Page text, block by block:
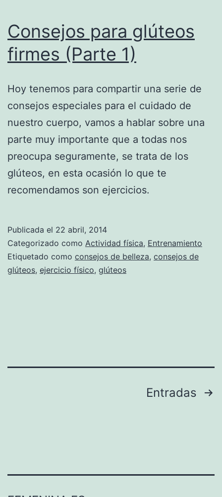
Consejos para glúteos
firmes (Parte 1)
Hoy tenemos para compartir una serie de
consejos especiales para el cuidado de
nuestro cuerpo, vamos a hablar sobre una
parte muy importante que a todas nos
preocupa seguramente, se trata de los
glúteos, en esta ocasión lo que te
recomendamos son ejercicios.
Publicada el 22 abril, 2014
Categorizado como Actividad física, Entrenamiento
Etiquetado como consejos de belleza, consejos de
glúteos, ejercicio físico, glúteos
Entradas